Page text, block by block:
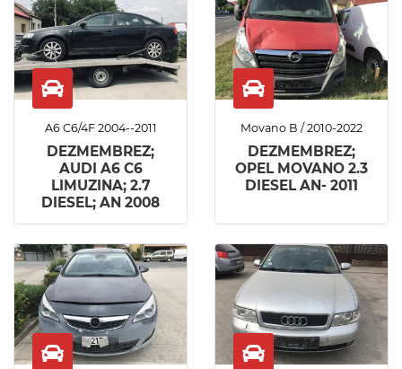
A6 C6/4F 2004--2011
DEZMEMBREZ;
AUDI A6 C6
LIMUZINA; 2.7
DIESEL; AN 2008
Movano B / 2010-2022
DEZMEMBREZ;
OPEL MOVANO 2.3
DIESEL AN- 2011